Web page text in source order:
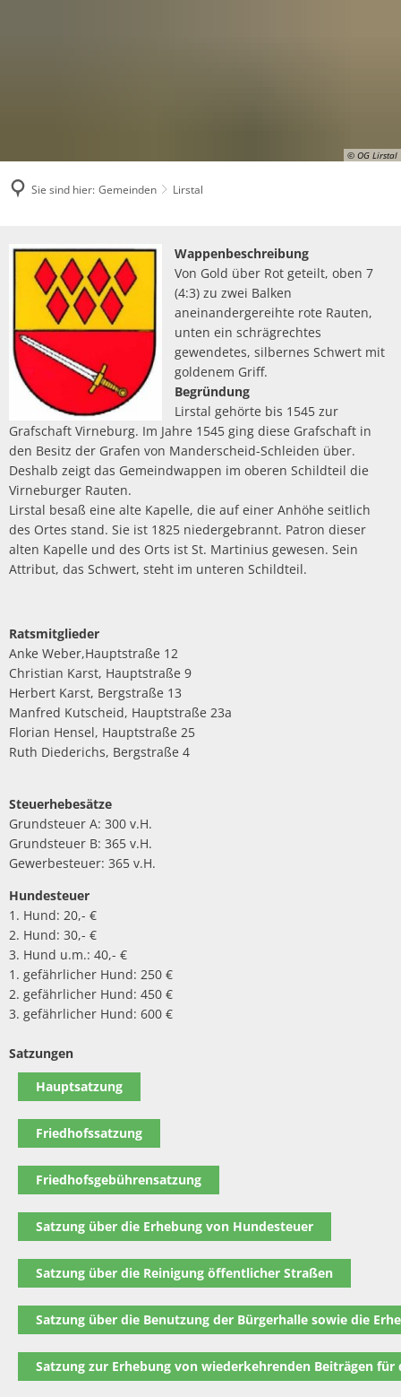
© OG Lirstal
Sie sind hier: Gemeinden Lirstal
Lirstal
Wappenbeschreibung
Von Gold über Rot geteilt, oben 7
(4:3) zu zwei Balken
aneinandergereihte rote Rauten,
unten ein schrägrechtes
gewendetes, silbernes Schwert mit
goldenem Griff.
Begründung
Lirstal gehörte bis 1545 zur
Grafschaft Virneburg. Im Jahre 1545 ging diese Grafschaft in
den Besitz der Grafen von Manderscheid-Schleiden über.
Deshalb zeigt das Gemeindwappen im oberen Schildteil die
Virneburger Rauten.
Lirstal besaß eine alte Kapelle, die auf einer Anhöhe seitlich
des Ortes stand. Sie ist 1825 niedergebrannt. Patron dieser
alten Kapelle und des Orts ist St. Martinius gewesen. Sein
Attribut, das Schwert, steht im unteren Schildteil.
Ratsmitglieder
Anke Weber,Hauptstraße 12
Christian Karst, Hauptstraße 9
Herbert Karst, Bergstraße 13
Manfred Kutscheid, Hauptstraße 23a
Florian Hensel, Hauptstraße 25
Ruth Diederichs, Bergstraße 4
Steuerhebesätze
Grundsteuer A: 300 v.H.
Grundsteuer B: 365 v.H.
Gewerbesteuer: 365 v.H.
Hundesteuer
1. Hund: 20,- €
2. Hund: 30,- €
3. Hund u.m.: 40,- €
1. gefährlicher Hund: 250 €
2. gefährlicher Hund: 450 €
3. gefährlicher Hund: 600 €
Satzungen
Hauptsatzung
Friedhofssatzung
Friedhofsgebührensatzung
Satzung über die Erhebung von Hundesteuer
Satzung über die Reinigung öffentlicher Straßen
Satzung über die Benutzung der Bürgerhalle sowie die
Satzung zur Erhebung von wiederkehrenden Beiträgen